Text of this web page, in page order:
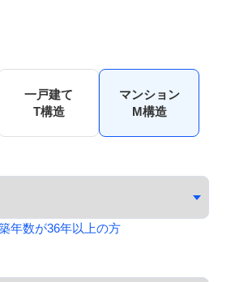
一戸建て
T構造
マンション
M構造
年数が36年以上の方